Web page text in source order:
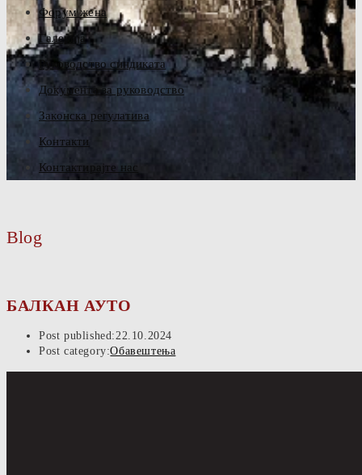
Форум жена
Галерија
Руководство синдиката
Документа за руководство
Законска регулатива
Контакти
Контактирајте нас
Blog
БАЛКАН АУТО
Post published:22.10.2024
Post category:Обавештења